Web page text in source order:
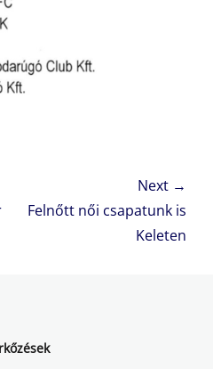
Next →
Next
Felnőtt női csapatunk is
Keleten